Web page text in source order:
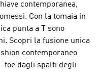
contemporanea,
Con la tomaia in
punta a T sono
Scopri la fusione unica
contemporaneo
toe dagli spalti degli